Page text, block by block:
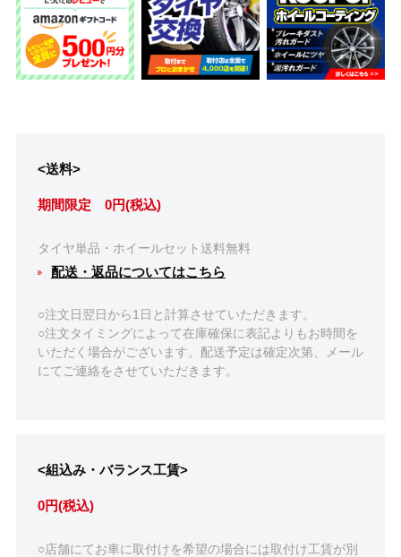
<送料>
期間限定 0円(税込)
タイヤ単品・ホイールセット送料無料
配送・返品についてはこちら
○注文日翌日から1日と計算させていただきます。
○注文タイミングによって在庫確保に表記よりもお時間を
いただく場合がございます。配送予定は確定次第、メール
にてご連絡をさせていただきます。
<組込み・バランス工賃>
0円(税込)
○店舗にてお車に取付けを希望の場合には取付け工賃が別